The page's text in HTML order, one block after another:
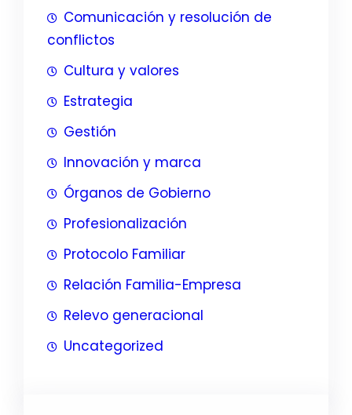
Comunicación y resolución de
conflictos
Cultura y valores
Estrategia
Gestión
Innovación y marca
Órganos de Gobierno
Profesionalización
Protocolo Familiar
Relación Familia-Empresa
Relevo generacional
Uncategorized